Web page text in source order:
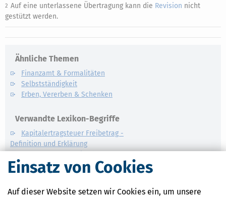
Einsatz von Cookies
Auf dieser Website setzen wir Cookies ein, um unsere
2 Auf eine unterlassene Übertragung kann die Revision nicht
gestützt werden.
Ähnliche Themen
Finanzamt & Formalitäten
Selbstständigkeit
Erben, Vererben & Schenken
Verwandte Lexikon-Begriffe
Kapitalertragsteuer Freibetrag -
Definition und Erklärung
Kapitalertragsteuer - Definition und
Erklärung
NACHDiGAL
Kommission